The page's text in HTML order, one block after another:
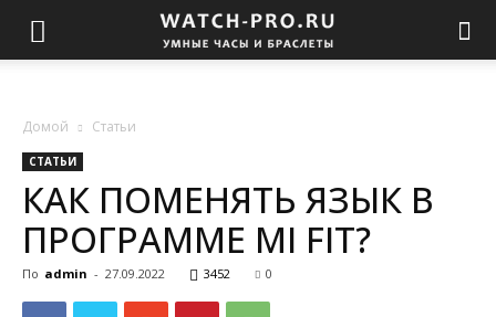
Домой Статьи
СТАТЬИ
КАК ПОМЕНЯТЬ ЯЗЫК В
ПРОГРАММЕ MI FIT?
По admin - 27.09.2022 3452 0